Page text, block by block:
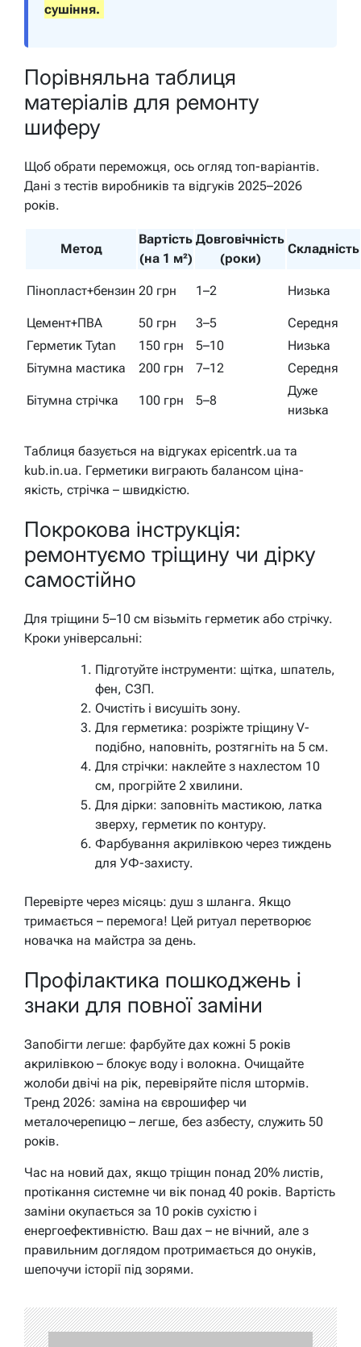
сушіння.
Порівняльна таблиця
матеріалів для ремонту
шиферу
Щоб обрати переможця, ось огляд топ-варіантів.
Дані з тестів виробників та відгуків 2025–2026
років.
Метод
Вартість
(на 1 м²)
Довговічність
(роки)
Складність
Пінопласт+бензин 20 грн 1–2 Низька
Цемент+ПВА 50 грн 3–5
Середня
Герметик Tytan
150 грн 5–10
Низька
Бітумна мастика
200 грн 7–12 Середня
Бітумна стрічка 100 грн 5–8
Дуже
низька
Таблиця базується на відгуках epicentrk.ua та
kub.in.ua. Герметики виграють балансом ціна-
якість, стрічка – швидкістю.
Покрокова інструкція:
ремонтуємо тріщину чи дірку
самостійно
Для тріщини 5–10 см візьміть герметик або стрічку.
Кроки універсальні:
Підготуйте інструменти: щітка, шпатель,
фен, СЗП.
Очистіть і висушіть зону.
Для герметика: розріжте тріщину V-
подібно, наповніть, розтягніть на 5 см.
Для стрічки: наклейте з нахлестом 10
см, прогрійте 2 хвилини.
Для дірки: заповніть мастикою, латка
зверху, герметик по контуру.
Фарбування акрилівкою через тиждень
для УФ-захисту.
Перевірте через місяць: душ з шланга. Якщо
тримається – перемога! Цей ритуал перетворює
новачка на майстра за день.
Профілактика пошкоджень і
знаки для повної заміни
Запобігти легше: фарбуйте дах кожні 5 років
акрилівкою – блокує воду і волокна. Очищайте
жолоби двічі на рік, перевіряйте після штормів.
Тренд 2026: заміна на єврошифер чи
металочерепицю – легше, без азбесту, служить 50
років.
Час на новий дах, якщо тріщин понад 20% листів,
протікання системне чи вік понад 40 років. Вартість
заміни окупається за 10 років сухістю і
енергоефективністю. Ваш дах – не вічний, але з
правильним доглядом протримається до онуків,
шепочучи історії під зорями.